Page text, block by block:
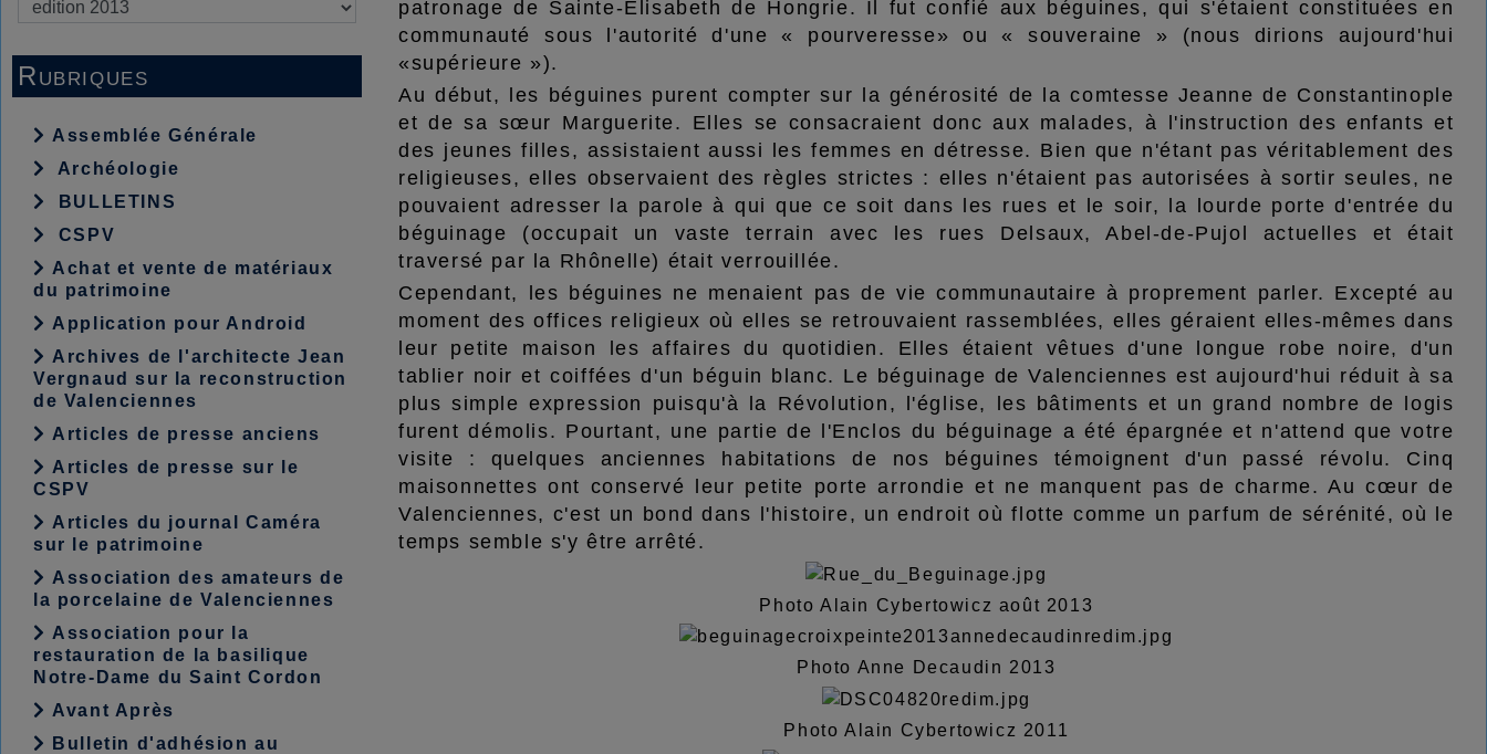
Rubriques
Assemblée Générale
Archéologie
BULLETINS
CSPV
Achat et vente de matériaux
du patrimoine
Application pour Android
Archives de l'architecte Jean
Vergnaud sur la reconstruction
de Valenciennes
Articles de presse anciens
Articles de presse sur le
CSPV
Articles du journal Caméra
sur le patrimoine
Association des amateurs de
la porcelaine de Valenciennes
Association pour la
restauration de la basilique
Notre-Dame du Saint Cordon
Avant Après
Bulletin d'adhésion au
patronage de Sainte-Elisabeth de Hongrie. Il fut confié aux béguines, qui s'étaient constituées en
communauté sous l'autorité d'une « pourveresse» ou « souveraine » (nous dirions aujourd'hui
«supérieure »).
Au début, les béguines purent compter sur la générosité de la comtesse Jeanne de Constantinople
et de sa sœur Marguerite. Elles se consacraient donc aux malades, à l'instruction des enfants et
des jeunes filles, assistaient aussi les femmes en détresse. Bien que n'étant pas véritablement des
religieuses, elles observaient des règles strictes : elles n'étaient pas autorisées à sortir seules, ne
pouvaient adresser la parole à qui que ce soit dans les rues et le soir, la lourde porte d'entrée du
béguinage (occupait un vaste terrain avec les rues Delsaux, Abel-de-Pujol actuelles et était
traversé par la Rhônelle) était verrouillée.
Cependant, les béguines ne menaient pas de vie communautaire à proprement parler. Excepté au
moment des offices religieux où elles se retrouvaient rassemblées, elles géraient elles-mêmes dans
leur petite maison les affaires du quotidien. Elles étaient vêtues d'une longue robe noire, d'un
tablier noir et coiffées d'un béguin blanc. Le béguinage de Valenciennes est aujourd'hui réduit à sa
plus simple expression puisqu'à la Révolution, l'église, les bâtiments et un grand nombre de logis
furent démolis. Pourtant, une partie de l'Enclos du béguinage a été épargnée et n'attend que votre
visite : quelques anciennes habitations de nos béguines témoignent d'un passé révolu. Cinq
maisonnettes ont conservé leur petite porte arrondie et ne manquent pas de charme. Au cœur de
Valenciennes, c'est un bond dans l'histoire, un endroit où flotte comme un parfum de sérénité, où le
temps semble s'y être arrêté.
Photo Alain Cybertowicz août 2013
Photo Anne Decaudin 2013
Photo Alain Cybertowicz 2011